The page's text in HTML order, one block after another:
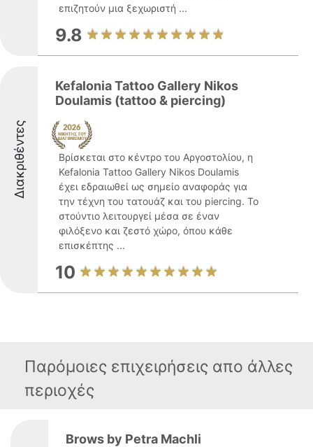
επιζητούν μια ξεχωριστή ...
9.8
Διακριθέντες
Kefalonia Tattoo Gallery Nikos
Doulamis (tattoo & piercing)
Βρίσκεται στο κέντρο του Αργοστολίου, η
Kefalonia Tattoo Gallery Nikos Doulamis
έχει εδραιωθεί ως σημείο αναφοράς για
την τέχνη του τατουάζ και του piercing. Το
στούντιο λειτουργεί μέσα σε έναν
φιλόξενο και ζεστό χώρο, όπου κάθε
επισκέπτης ...
10
Παρόμοιες επιχειρήσεις απο άλλες
περιοχές
Brows by Petra Machli